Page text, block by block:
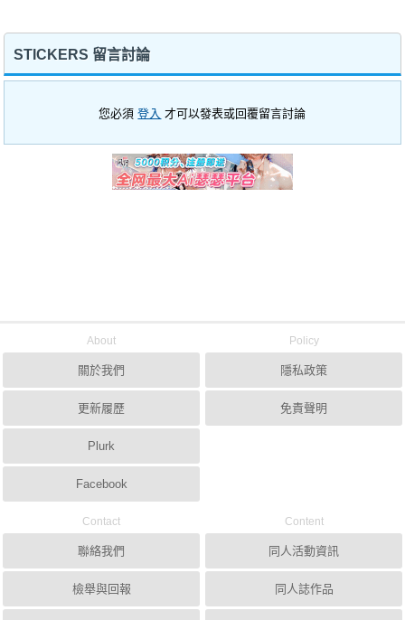
STICKERS 留言討論
您必須登入 才可以發表或回覆留言討論
About
關於我們
更新履歷
Plurk
Facebook
Policy
隱私政策
免責聲明
Contact
聯絡我們
檢舉與回報
Content
同人活動資訊
同人誌作品